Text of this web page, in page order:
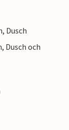
Dusch
Dusch och